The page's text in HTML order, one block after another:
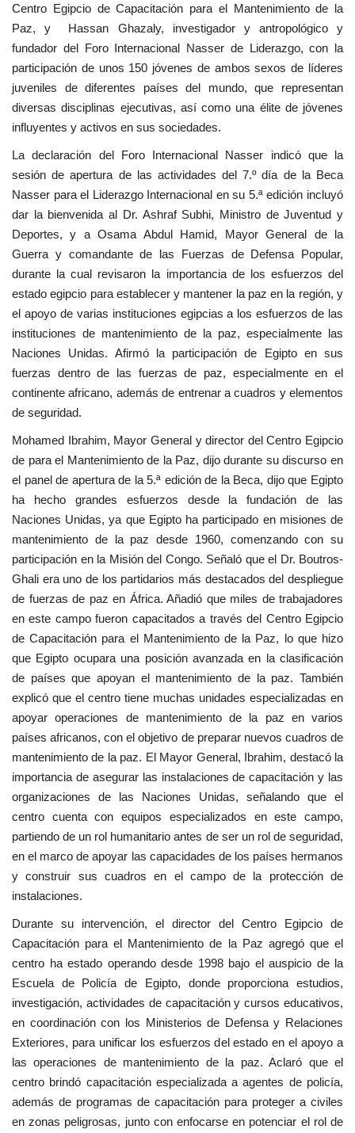
English Swahili español
French Arabic
Centro Egipcio de Capacitación para el Mantenimiento de la
Paz, y Hassan Ghazaly, investigador y antropológico y
fundador del Foro Internacional Nasser de Liderazgo, con la
participación de unos 150 jóvenes de ambos sexos de líderes
juveniles de diferentes países del mundo, que representan
diversas disciplinas ejecutivas, así como una élite de jóvenes
influyentes y activos en sus sociedades.
La declaración del Foro Internacional Nasser indicó que la
sesión de apertura de las actividades del 7.º día de la Beca
Nasser para el Liderazgo Internacional en su 5.ª edición incluyó
dar la bienvenida al Dr. Ashraf Subhi, Ministro de Juventud y
Deportes, y a Osama Abdul Hamid, Mayor General de la
Guerra y comandante de las Fuerzas de Defensa Popular,
durante la cual revisaron la importancia de los esfuerzos del
estado egipcio para establecer y mantener la paz en la región, y
el apoyo de varias instituciones egipcias a los esfuerzos de las
instituciones de mantenimiento de la paz, especialmente las
Naciones Unidas. Afirmó la participación de Egipto en sus
fuerzas dentro de las fuerzas de paz, especialmente en el
continente africano, además de entrenar a cuadros y elementos
de seguridad.
Mohamed Ibrahim, Mayor General y director del Centro Egipcio
de para el Mantenimiento de la Paz, dijo durante su discurso en
el panel de apertura de la 5.ª edición de la Beca, dijo que Egipto
ha hecho grandes esfuerzos desde la fundación de las
Naciones Unidas, ya que Egipto ha participado en misiones de
mantenimiento de la paz desde 1960, comenzando con su
participación en la Misión del Congo. Señaló que el Dr. Boutros-
Ghali era uno de los partidarios más destacados del despliegue
de fuerzas de paz en África. Añadió que miles de trabajadores
en este campo fueron capacitados a través del Centro Egipcio
de Capacitación para el Mantenimiento de la Paz, lo que hizo
que Egipto ocupara una posición avanzada en la clasificación
de países que apoyan el mantenimiento de la paz. También
explicó que el centro tiene muchas unidades especializadas en
apoyar operaciones de mantenimiento de la paz en varios
países africanos, con el objetivo de preparar nuevos cuadros de
mantenimiento de la paz. El Mayor General, Ibrahim, destacó la
importancia de asegurar las instalaciones de capacitación y las
organizaciones de las Naciones Unidas, señalando que el
centro cuenta con equipos especializados en este campo,
partiendo de un rol humanitario antes de ser un rol de seguridad,
en el marco de apoyar las capacidades de los países hermanos
y construir sus cuadros en el campo de la protección de
instalaciones.
Durante su intervención, el director del Centro Egipcio de
Capacitación para el Mantenimiento de la Paz agregó que el
centro ha estado operando desde 1998 bajo el auspicio de la
Escuela de Policía de Egipto, donde proporciona estudios,
investigación, actividades de capacitación y cursos educativos,
en coordinación con los Ministerios de Defensa y Relaciones
Exteriores, para unificar los esfuerzos del estado en el apoyo a
las operaciones de mantenimiento de la paz. Aclaró que el
centro brindó capacitación especializada a agentes de policía,
además de programas de capacitación para proteger a civiles
en zonas peligrosas, junto con enfocarse en potenciar el rol de